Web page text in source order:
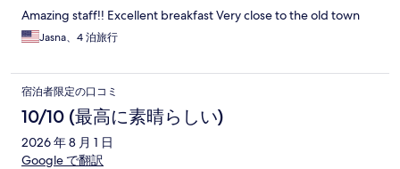
Amazing staff!! Excellent breakfast Very close to the old town
Jasna、4 泊旅行
宿泊者限定の口コミ
10/10 (最高に素晴らしい)
2026 年 8 月 1 日
Google で翻訳